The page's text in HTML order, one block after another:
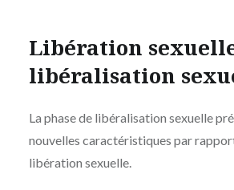
Libération
libéralisation
La phase de libéralisation sexuelle
nouvelles caractéristiques par
libération sexuelle.